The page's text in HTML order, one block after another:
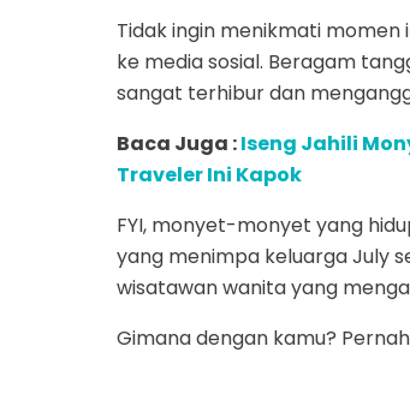
Tidak ingin menikmati momen
ke media sosial. Beragam
sangat terhibur dan
Baca Juga :Iseng Jahili
Traveler Ini Kapok
FYI, monyet-monyet yang
yang menimpa keluarga July
wisatawan wanita yang
Gimana dengan kamu?